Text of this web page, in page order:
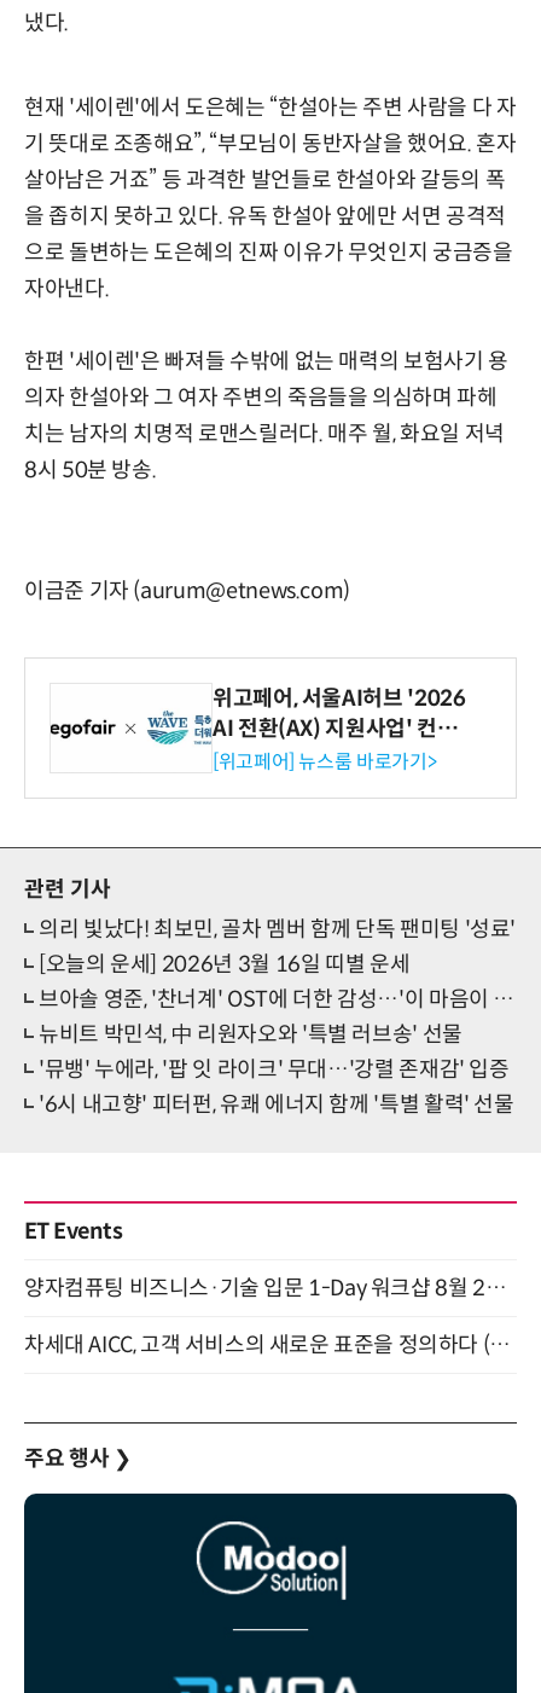
냈다.
현재 '세이렌'에서 도은혜는 “한설아는 주변 사람을 다 자
기 뜻대로 조종해요”, “부모님이 동반자살을 했어요. 혼자
살아남은 거죠” 등 과격한 발언들로 한설아와 갈등의 폭
을 좁히지 못하고 있다. 유독 한설아 앞에만 서면 공격적
으로 돌변하는 도은혜의 진짜 이유가 무엇인지 궁금증을
자아낸다.
한편 '세이렌'은 빠져들 수밖에 없는 매력의 보험사기 용
의자 한설아와 그 여자 주변의 죽음들을 의심하며 파헤
치는 남자의 치명적 로맨스릴러다. 매주 월, 화요일 저녁
8시 50분 방송.
이금준 기자 (aurum@etnews.com)
위고페어, 서울AI허브 '2026
AI 전환(AX) 지원사업' 컨소
시엄 선정
[위고페어] 뉴스룸 바로가기>
관련 기사
의리 빛났다! 최보민, 골차 멤버 함께 단독 팬미팅 '성료'
[오늘의 운세] 2026년 3월 16일 띠별 운세
브아솔 영준, '찬너계' OST에 더한 감성…'이 마음이 사랑일까'
뉴비트 박민석, 中 리원자오와 '특별 러브송' 선물
'뮤뱅' 누에라, '팝 잇 라이크' 무대…'강렬 존재감' 입증
'6시 내고향' 피터펀, 유쾌 에너지 함께 '특별 활력' 선물
ET Events
양자컴퓨팅 비즈니스·기술 입문 1-Day 워크샵 8월 28일 개최
차세대 AICC, 고객 서비스의 새로운 표준을 정의하다 (9/9)
주요 행사 ❯